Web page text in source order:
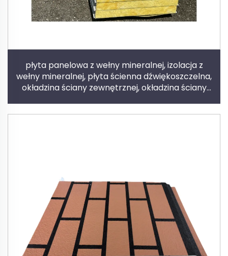
płyta panelowa z wełny mineralnej, izolacja z
wełny mineralnej, płyta ścienna dźwiękoszczelna,
okładzina ściany zewnętrznej, okładzina ściany